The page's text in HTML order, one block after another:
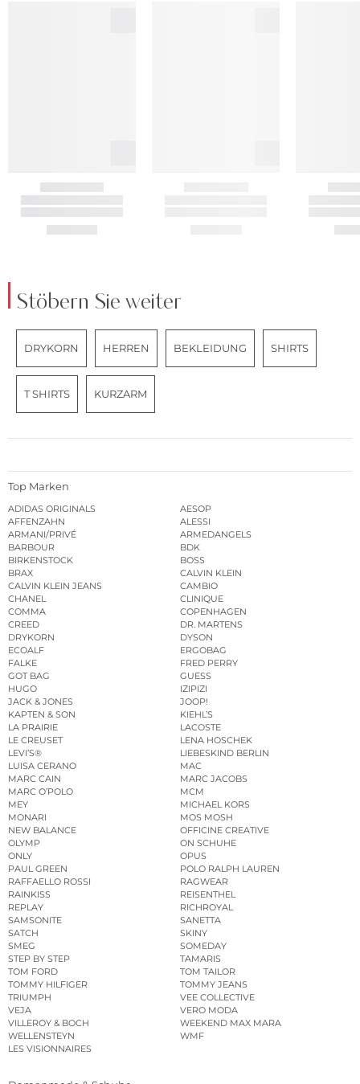
Stöbern Sie weiter
DRYKORN HERREN BEKLEIDUNG SHIRTS
T SHIRTS KURZARM
Top Marken
ADIDAS ORIGINALS
AESOP
AFFENZAHN
ALESSI
ARMANI/PRIVÉ
ARMEDANGELS
BARBOUR
BDK
BIRKENSTOCK
BOSS
BRAX
CALVIN KLEIN
CALVIN KLEIN JEANS
CAMBIO
CHANEL
CLINIQUE
COMMA
COPENHAGEN
CREED
DR. MARTENS
DRYKORN
DYSON
ECOALF
ERGOBAG
FALKE
FRED PERRY
GOT BAG
GUESS
HUGO
IZIPIZI
JACK & JONES
JOOP!
KAPTEN & SON
KIEHL’S
LA PRAIRIE
LACOSTE
LE CREUSET
LENA HOSCHEK
LEVI’S®
LIEBESKIND BERLIN
LUISA CERANO
MAC
MARC CAIN
MARC JACOBS
MARC O’POLO
MCM
MEY
MICHAEL KORS
MONARI
MOS MOSH
NEW BALANCE
OFFICINE CREATIVE
OLYMP
ON SCHUHE
ONLY
OPUS
PAUL GREEN
POLO RALPH LAUREN
RAFFAELLO ROSSI
RAGWEAR
RAINKISS
REISENTHEL
REPLAY
RICHROYAL
SAMSONITE
SANETTA
SATCH
SKINY
SMEG
SOMEDAY
STEP BY STEP
TAMARIS
TOM FORD
TOM TAILOR
TOMMY HILFIGER
TOMMY JEANS
TRIUMPH
VEE COLLECTIVE
VEJA
VERO MODA
VILLEROY & BOCH
WEEKEND MAX MARA
WELLENSTEYN
WMF
LES VISIONNAIRES